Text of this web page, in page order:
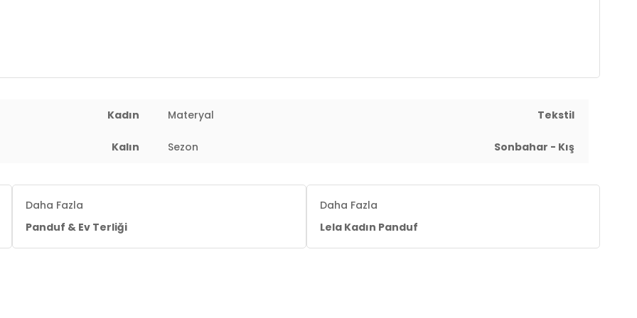
Kadın Materyal Tekstil
Kalın Sezon Sonbahar - Kış
Daha Fazla
Panduf & Ev Terliği
Daha Fazla
Lela Kadın Panduf